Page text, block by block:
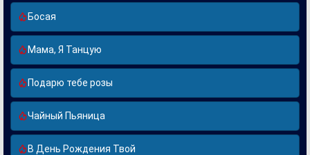
Босая
Мама, Я Танцую
Подарю тебе розы
Чайный Пьяница
В День Рождения Твой